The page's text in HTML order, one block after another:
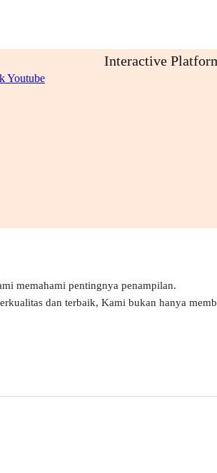
Interactive
Youtube
memahami pentingnya penampilan.
dan terbaik, Kami bukan hanya